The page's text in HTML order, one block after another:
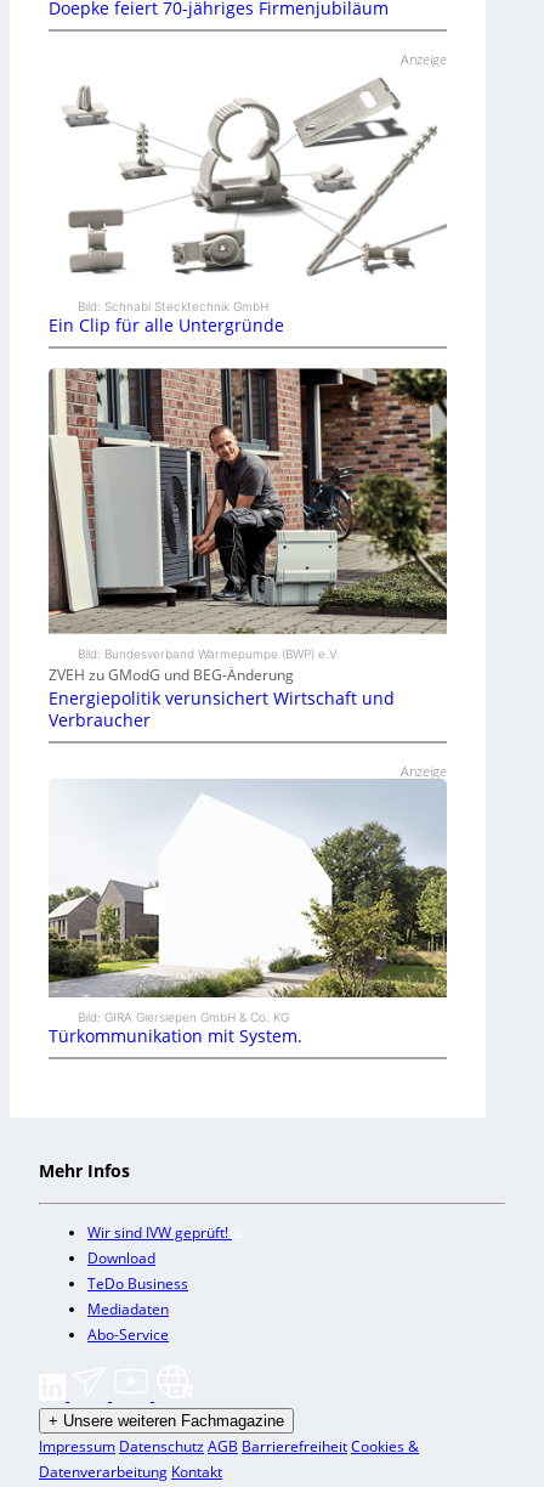
Doepke feiert 70-jähriges Firmenjubiläum
Anzeige
Bild: Schnabl Stecktechnik GmbH
Ein Clip für alle Untergründe
Bild: Bundesverband Wärmepumpe (BWP) e.V.
ZVEH zu GModG und BEG-Änderung
Energiepolitik verunsichert Wirtschaft und
Verbraucher
Anzeige
Bild: GIRA Giersiepen GmbH & Co. KG
Türkommunikation mit System.
Mehr Infos
Wir sind IVW geprüft!
Download
TeDo Business
Mediadaten
Abo-Service
+ Unsere weiteren Fachmagazine
Impressum DatenschutzAGB BarrierefreiheitCookies &
Datenverarbeitung Kontakt